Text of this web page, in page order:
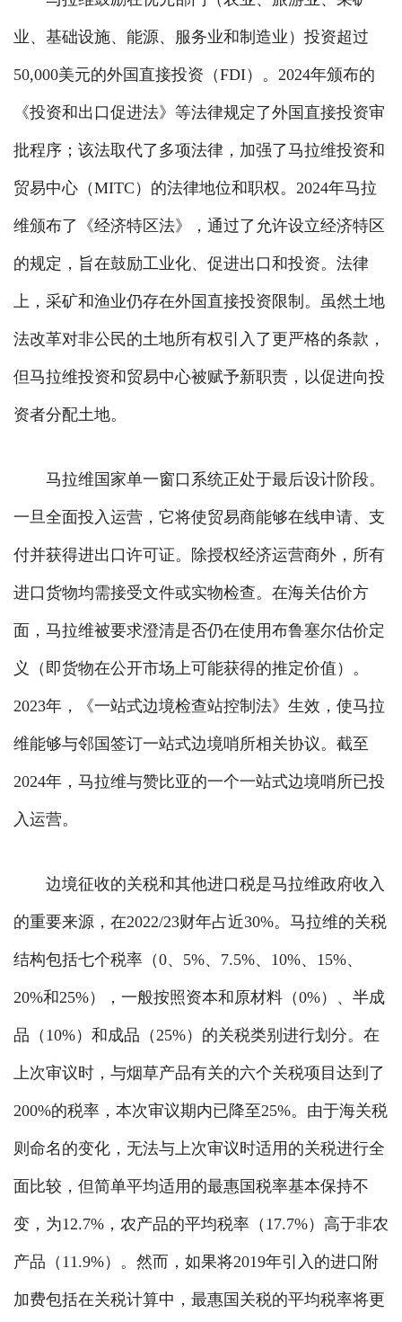
业、基础设施、能源、服务业和制造业）投资超过
50,000美元的外国直接投资（FDI）。2024年颁布的
《投资和出口促进法》等法律规定了外国直接投资审
批程序；该法取代了多项法律，加强了马拉维投资和
贸易中心（MITC）的法律地位和职权。2024年马拉
维颁布了《经济特区法》，通过了允许设立经济特区
的规定，旨在鼓励工业化、促进出口和投资。法律
上，采矿和渔业仍存在外国直接投资限制。虽然土地
法改革对非公民的土地所有权引入了更严格的条款，
但马拉维投资和贸易中心被赋予新职责，以促进向投
资者分配土地。
马拉维国家单一窗口系统正处于最后设计阶段。
一旦全面投入运营，它将使贸易商能够在线申请、支
付并获得进出口许可证。除授权经济运营商外，所有
进口货物均需接受文件或实物检查。在海关估价方
面，马拉维被要求澄清是否仍在使用布鲁塞尔估价定
义（即货物在公开市场上可能获得的推定价值）。
2023年，《一站式边境检查站控制法》生效，使马拉
维能够与邻国签订一站式边境哨所相关协议。截至
2024年，马拉维与赞比亚的一个一站式边境哨所已投
入运营。
边境征收的关税和其他进口税是马拉维政府收入
的重要来源，在2022/23财年占近30%。马拉维的关税
结构包括七个税率（0、5%、7.5%、10%、15%、
20%和25%），一般按照资本和原材料（0%）、半成
品（10%）和成品（25%）的关税类别进行划分。在
上次审议时，与烟草产品有关的六个关税项目达到了
200%的税率，本次审议期内已降至25%。由于海关税
则命名的变化，无法与上次审议时适用的关税进行全
面比较，但简单平均适用的最惠国税率基本保持不
变，为12.7%，农产品的平均税率（17.7%）高于非农
产品（11.9%）。然而，如果将2019年引入的进口附
加费包括在关税计算中，最惠国关税的平均税率将更